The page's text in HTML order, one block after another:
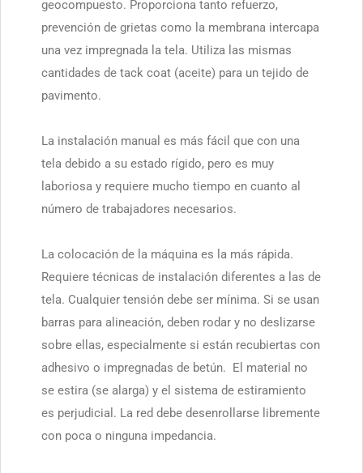
geocompuesto. Proporciona tanto refuerzo,
prevención de grietas como la membrana intercapa
una vez impregnada la tela. Utiliza las mismas
cantidades de tack coat (aceite) para un tejido de
pavimento.
La instalación manual es más fácil que con una
tela debido a su estado rígido, pero es muy
laboriosa y requiere mucho tiempo en cuanto al
número de trabajadores necesarios.
La colocación de la máquina es la más rápida.
Requiere técnicas de instalación diferentes a las de
tela. Cualquier tensión debe ser mínima. Si se usan
barras para alineación, deben rodar y no deslizarse
sobre ellas, especialmente si están recubiertas con
adhesivo o impregnadas de betún. El material no
se estira (se alarga) y el sistema de estiramiento
es perjudicial. La red debe desenrollarse libremente
con poca o ninguna impedancia.